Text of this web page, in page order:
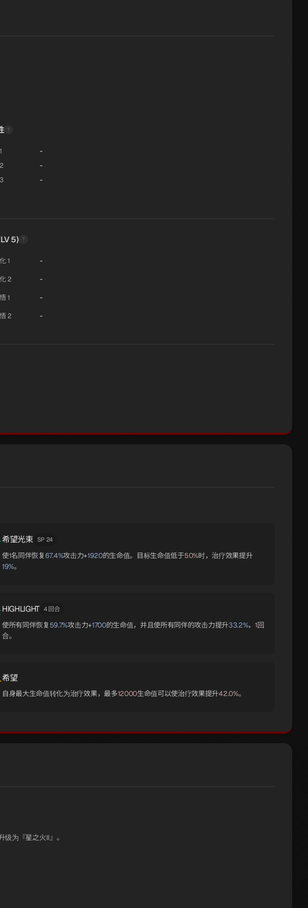
-
-
-
5)
1 -
2 -
1 -
2 -
希望光束 SP 24
使1名同伴恢复 67.4%攻击力+1920的生命值。目标生命值低于50%时，治疗效果提升
19%。
HIGHLIGHT 4 回合
使所有同伴恢复 59.7%攻击力+1700的生命值，并且使所有同伴的攻击力提升33.2%， 1回
合。
希望
自身最大生命值转化为治疗效果，最多12000生命值可以使治疗效果提升42.0%。
级为『星之火II』。